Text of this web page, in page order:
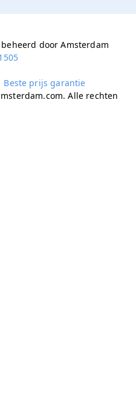
door Amsterdam
Beste prijs garantie
Alle rechten